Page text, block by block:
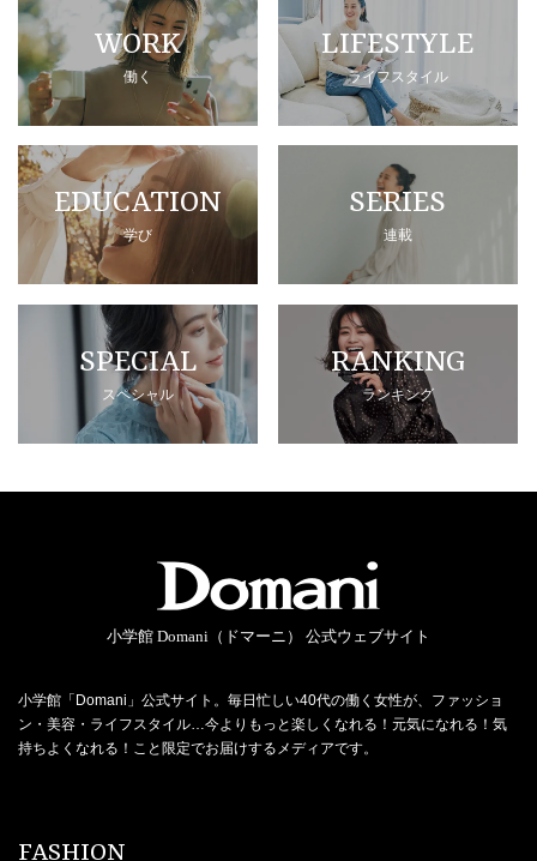
WORK
働く
LIFESTYLE
ライフスタイル
EDUCATION
学び
SERIES
連載
SPECIAL
スペシャル
RANKING
ランキング
小学館 Domani（ドマーニ） 公式ウェブサイト
小学館「Domani」公式サイト。毎日忙しい40代の働く女性が、ファッショ
ン・美容・ライフスタイル…今よりもっと楽しくなれる！元気になれる！気
持ちよくなれる！こと限定でお届けするメディアです。
FASHION